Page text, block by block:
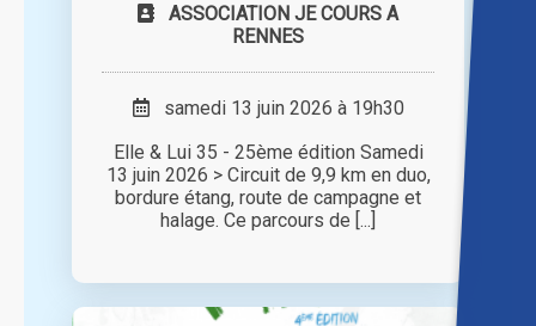
ASSOCIATION JE COURS A
RENNES
samedi 13 juin 2026 à 19h30
Elle & Lui 35 - 25ème édition Samedi
13 juin 2026 > Circuit de 9,9 km en duo,
bordure étang, route de campagne et
halage. Ce parcours de [...]